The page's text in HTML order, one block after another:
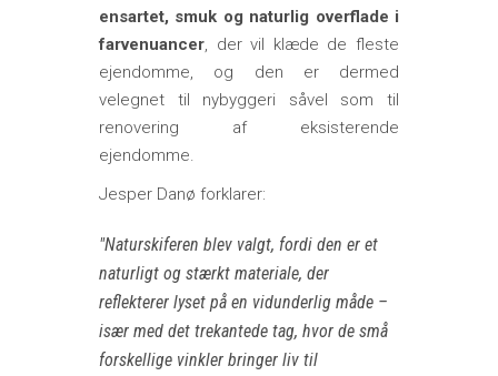
ensartet, smuk og naturlig overflade i
farvenuancer, der vil klæde de fleste
ejendomme, og den er dermed
velegnet til nybyggeri såvel som til
renovering af eksisterende
ejendomme.
Jesper Danø forklarer:
Naturskiferen blev valgt, fordi den er et
naturligt og stærkt materiale, der
reflekterer lyset på en vidunderlig måde –
især med det trekantede tag, hvor de små
forskellige vinkler bringer liv til